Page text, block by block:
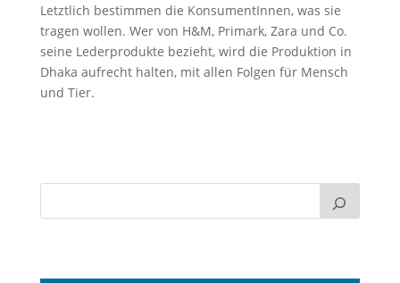
Letztlich bestimmen die KonsumentInnen, was sie
tragen wollen. Wer von H&M, Primark, Zara und Co.
seine Lederprodukte bezieht, wird die Produktion in
Dhaka aufrecht halten, mit allen Folgen für Mensch
und Tier.